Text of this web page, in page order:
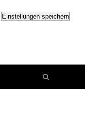
Einstellungen speichern